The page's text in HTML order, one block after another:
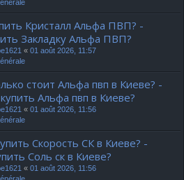
Кристалл Альфа ПВП? -
Закладку Альфа ПВП?
« 01 août 2026, 11:57
стоит Альфа пвп в Киеве? -
Альфа пвп в Киеве?
« 01 août 2026, 11:56
Скорость СК в Киеве? -
Соль ск в Киеве?
« 01 août 2026, 11:56